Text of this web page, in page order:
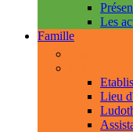
Les
Famille
Lieu